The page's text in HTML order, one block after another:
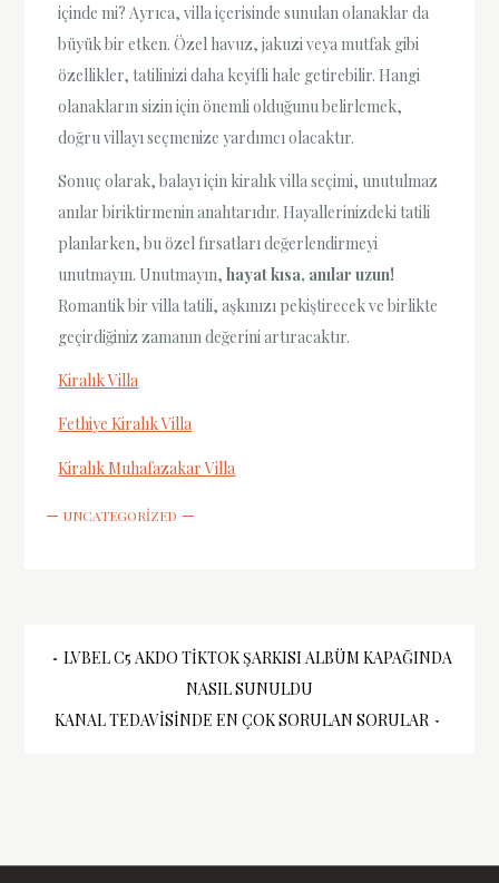
içinde mi? Ayrıca, villa içerisinde sunulan olanaklar da
büyük bir etken. Özel havuz, jakuzi veya mutfak gibi
özellikler, tatilinizi daha keyifli hale getirebilir. Hangi
olanakların sizin için önemli olduğunu belirlemek,
doğru villayı seçmenize yardımcı olacaktır.
Sonuç olarak, balayı için kiralık villa seçimi, unutulmaz
anılar biriktirmenin anahtarıdır. Hayallerinizdeki tatili
planlarken, bu özel fırsatları değerlendirmeyi
unutmayın. Unutmayın,hayat kısa, anılar uzun!
Romantik bir villa tatili, aşkınızı pekiştirecek ve birlikte
geçirdiğiniz zamanın değerini artıracaktır.
Kiralık Villa
Fethiye Kiralık Villa
Kiralık Muhafazakar Villa
UNCATEGORIZED
Yazı
gezinmesi
LVBEL C5 AKDO TIKTOK ŞARKISI ALBÜM KAPAĞINDA
NASIL SUNULDU
KANAL TEDAVISINDE EN ÇOK SORULAN SORULAR